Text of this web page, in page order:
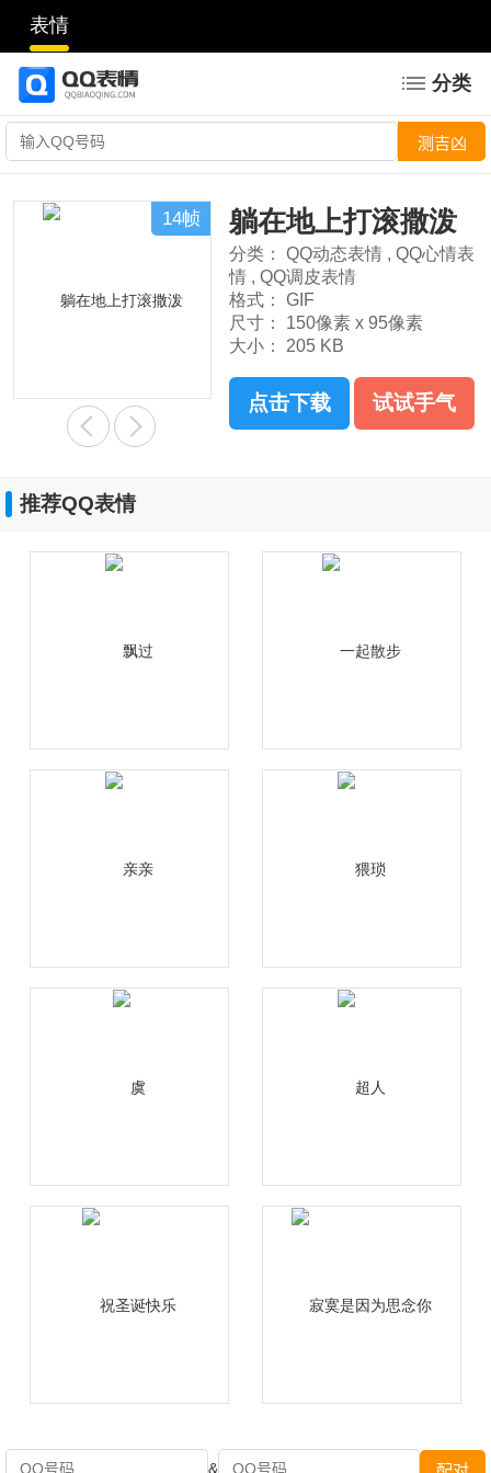
表情
分类
14帧 躺在地上打滚撒泼
分类： QQ动态表情 , QQ心情表
情 , QQ调皮表情
格式：
GIF
尺寸：
150像素 x 95像素
大小：
205 KB
点击下载 试试手气
推荐QQ表情